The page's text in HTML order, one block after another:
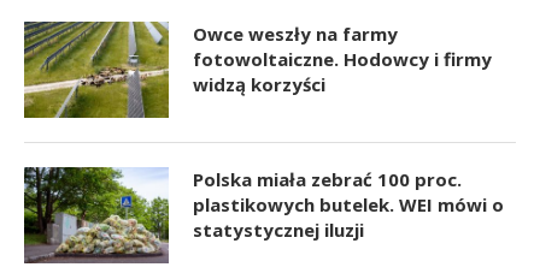
Owce weszły na farmy
fotowoltaiczne. Hodowcy i firmy
widzą korzyści
Polska miała zebrać 100 proc.
plastikowych butelek. WEI mówi o
statystycznej iluzji